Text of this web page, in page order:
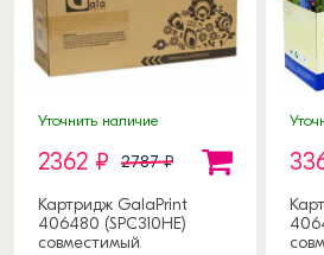
Уточнить наличие
2362 ₽ 2787 ₽
Картридж GalaPrint
406480 (SPC310HE)
совместимый